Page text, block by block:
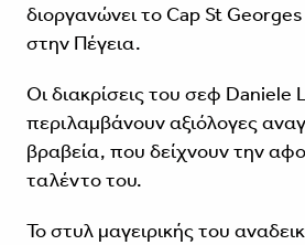
διοργανώνει το Cap St
στην Πέγεια.
Οι διακρίσεις του σεφ Daniele
περιλαμβάνουν αξιόλογες
βραβεία, που δείχνουν την
ταλέντο του.
Το στυλ μαγειρικής του